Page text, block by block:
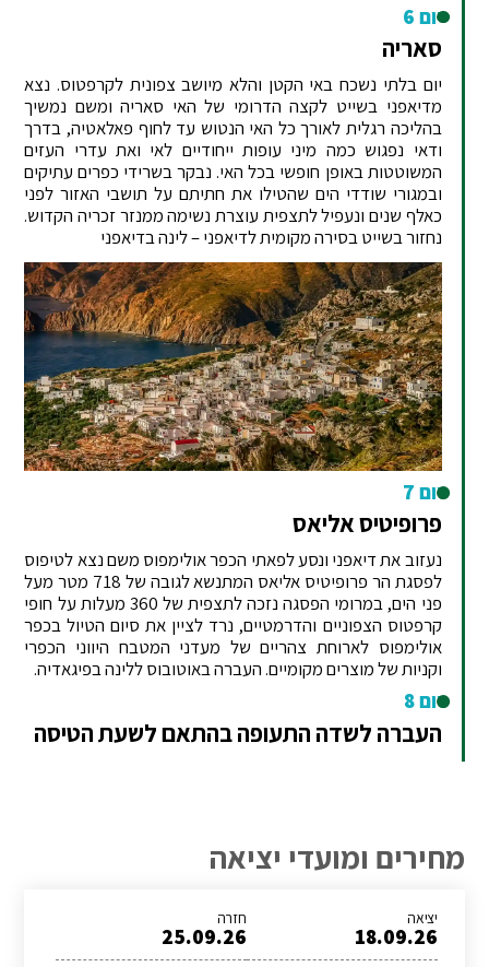
יום 6
סאריה
יום בלתי נשכח באי הקטן והלא מיושב צפונית לקרפטוס. נצא
מדיאפני בשייט לקצה הדרומי של האי סאריה ומשם נמשיך
בהליכה רגלית לאורך כל האי הנטוש עד לחוף פאלאטיה, בדרך
ודאי נפגוש כמה מיני עופות ייחודיים לאי ואת עדרי העזים
המשוטטות באופן חופשי בכל האי. נבקר בשרידי כפרים עתיקים
ובמגורי שודדי הים שהטילו את חתיתם על תושבי האזור לפני
כאלף שנים ונעפיל לתצפית עוצרת נשימה ממנזר זכריה הקדוש.
נחזור בשייט בסירה מקומית לדיאפני – לינה בדיאפני
יום 7
פרופיטיס אליאס
נעזוב את דיאפני ונסע לפאתי הכפר אולימפוס משם נצא לטיפוס
לפסגת הר פרופיטיס אליאס המתנשא לגובה של 718 מטר מעל
פני הים, במרומי הפסגה נזכה לתצפית של 360 מעלות על חופי
קרפטוס הצפוניים והדרמטיים, נרד לציין את סיום הטיול בכפר
אולימפוס לארוחת צהריים של מעדני המטבח היווני הכפרי
וקניות של מוצרים מקומיים. העברה באוטובוס ללינה בפיגאדיה.
יום 8
העברה לשדה התעופה בהתאם לשעת הטיסה
מחירים ומועדי יציאה
יציאה
18.09.26
חזרה
25.09.26